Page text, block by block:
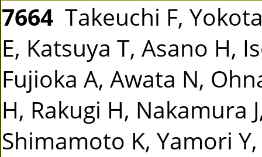
7664 Takeuchi F,
E, Katsuya T, Asano H,
Fujioka A, Awata N,
H, Rakugi H, Nakamura
Shimamoto K, Yamori